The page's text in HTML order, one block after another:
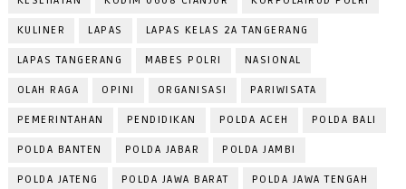
KULINER LAPAS LAPAS KELAS 2A TANGERANG
LAPAS TANGERANG MABES POLRI NASIONAL
OLAH RAGA OPINI ORGANISASI PARIWISATA
PEMERINTAHAN PENDIDIKAN POLDA ACEH POLDA BALI
POLDA BANTEN POLDA JABAR POLDA JAMBI
POLDA JATENG POLDA JAWA BARAT POLDA JAWA TENGAH